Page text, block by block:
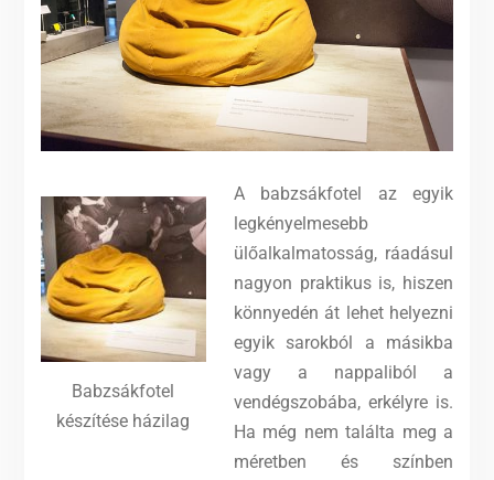
Babzsákfotel
készítése házilag
A babzsákfotel az egyik
legkényelmesebb
ülőalkalmatosság, ráadásul
nagyon praktikus is, hiszen
könnyedén át lehet helyezni
egyik sarokból a másikba
vagy a nappaliból a
vendégszobába, erkélyre is.
Ha még nem találta meg a
méretben és színben